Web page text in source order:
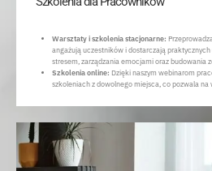
otrzymanymi od Ciebie lub
Zezwól na
Warsztaty i szkolenia stacjonarne:
angażują uczestników i dostarczają
stresem, zarządzania emocjami oraz budowania
Szkolenia online: Dzięki naszym webinarom
szkoleniach z dowolnego miejsca, co pozwala na